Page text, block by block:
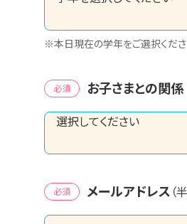
※本日現在の学年をご選択くだ
必須 お子さまとの関係
必須 メールアドレス （